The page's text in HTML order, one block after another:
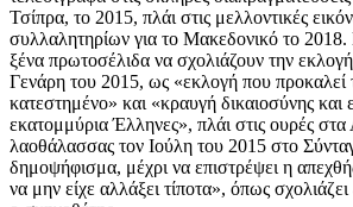
Τσίπρα, το 2015, πλάι στις μελλοντικές
συλλαλητηρίων για το Μακεδονικό το 2018.
ξένα πρωτοσέλιδα να σχολιάζουν την
Γενάρη του 2015, ως «εκλογή που προκαλεί
κατεστημένο» και «κραυγή δικαιοσύνης και
εκατομμύρια Έλληνες», πλάι στις ουρές
λαοθάλασσας τον Ιούλη του 2015 στο
δημοψήφισμα, μέχρι να επιστρέψει η
να μην είχε αλλάξει τίποτα», όπως